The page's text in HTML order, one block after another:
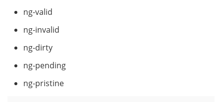
ng-valid
ng-invalid
ng-dirty
ng-pending
ng-pristine